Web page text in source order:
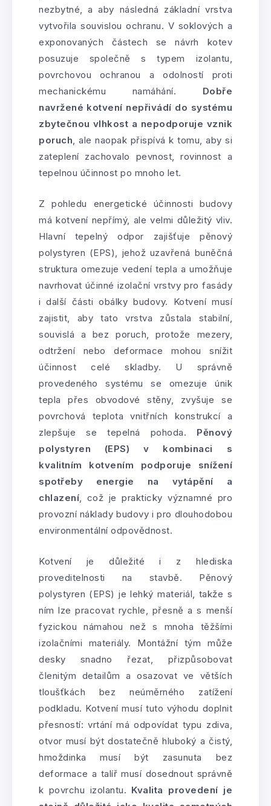
nezbytné, a aby následná základní vrstva
vytvořila souvislou ochranu. V soklových a
exponovaných částech se návrh kotev
posuzuje společně s typem izolantu,
povrchovou ochranou a odolností proti
mechanickému namáhání. Dobře
navržené kotvení nepřivádí do systému
zbytečnou vlhkost a nepodporuje vznik
poruch, ale naopak přispívá k tomu, aby si
zateplení zachovalo pevnost, rovinnost a
tepelnou účinnost po mnoho let.
Z pohledu energetické účinnosti budovy
má kotvení nepřímý, ale velmi důležitý vliv.
Hlavní tepelný odpor zajišťuje pěnový
polystyren (EPS), jehož uzavřená buněčná
struktura omezuje vedení tepla a umožňuje
navrhovat účinné izolační vrstvy pro fasády
i další části obálky budovy. Kotvení musí
zajistit, aby tato vrstva zůstala stabilní,
souvislá a bez poruch, protože mezery,
odtržení nebo deformace mohou snížit
účinnost celé skladby. U správně
provedeného systému se omezuje únik
tepla přes obvodové stěny, zvyšuje se
povrchová teplota vnitřních konstrukcí a
zlepšuje se tepelná pohoda. Pěnový
polystyren (EPS) v kombinaci s
kvalitním kotvením podporuje snížení
spotřeby energie na vytápění a
chlazení, což je prakticky významné pro
provozní náklady budovy i pro dlouhodobou
environmentální odpovědnost.
Kotvení je důležité i z hlediska
proveditelnosti na stavbě. Pěnový
polystyren (EPS) je lehký materiál, takže s
ním lze pracovat rychle, přesně a s menší
fyzickou námahou než s mnoha těžšími
izolačními materiály. Montážní tým může
desky snadno řezat, přizpůsobovat
členitým detailům a osazovat ve větších
tloušťkách bez neúměrného zatížení
podkladu. Kotvení musí tuto výhodu doplnit
přesností: vrtání má odpovídat typu zdiva,
otvor musí být dostatečně hluboký a čistý,
hmoždinka musí být zasunuta bez
deformace a talíř musí dosednout správně
k povrchu izolantu. Kvalita provedení je